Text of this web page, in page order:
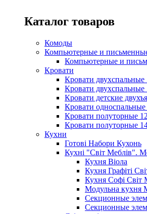
Каталог товаров
Комоды
Компьютерные и
Компьютерные и
Кровати
Кровати
Кровати
Кровати детские
Кровати
Кровати полуторные
Кровати полуторные
Кухни
Готові Набори Кухонь
Кухні "Світ Меблів".
Кухня Віола
Кухня Графіті
Кухня Софі Світ
Модульна кухня
Секционные
Секционные